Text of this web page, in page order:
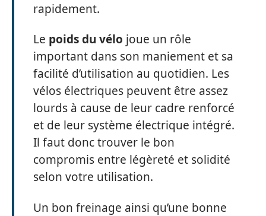
rapidement.
Le poids du vélo joue un rôle
important dans son maniement et sa
facilité d’utilisation au quotidien. Les
vélos électriques peuvent être assez
lourds à cause de leur cadre renforcé
et de leur système électrique intégré.
Il faut donc trouver le bon
compromis entre légèreté et solidité
selon votre utilisation.
Un bon freinage ainsi qu’une bonne